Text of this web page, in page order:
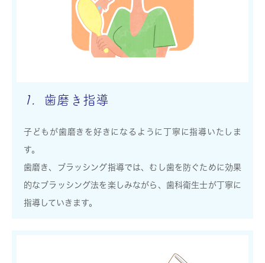
1. 歯磨き指導
子どもが歯磨きを好きになるように丁寧に指導いたしま
す。
歯磨き、ブラッシング指導では、むし歯を防ぐために効果
的なブラッシング法を楽しみながら、歯科衛生士が丁寧に
指導していきます。